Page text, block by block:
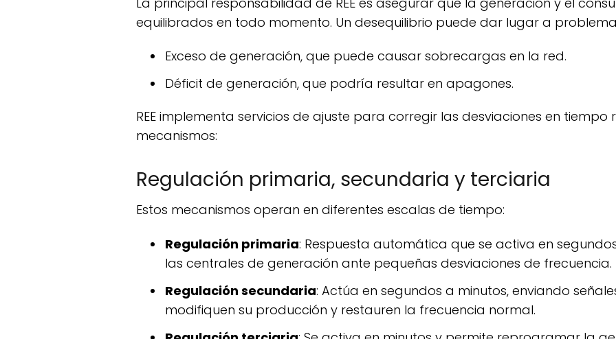
equilibrados en todo momento. Un desequilibrio puede dar lugar a
Exceso de generación, que puede causar sobrecargas en la red.
Déficit de generación, que podría resultar en apagones.
REE implementa servicios de ajuste para corregir las desviaciones en tiempo real, utilizando varios
mecanismos:
Regulación primaria, secundaria y terciaria
Estos mecanismos operan en diferentes escalas de tiempo:
Regulación primaria: Respuesta automática que se activa en
las centrales de generación ante pequeñas desviaciones de frecuencia.
Regulación secundaria: Actúa en segundos a minutos, enviando
modifiquen su producción y restauren la frecuencia normal.